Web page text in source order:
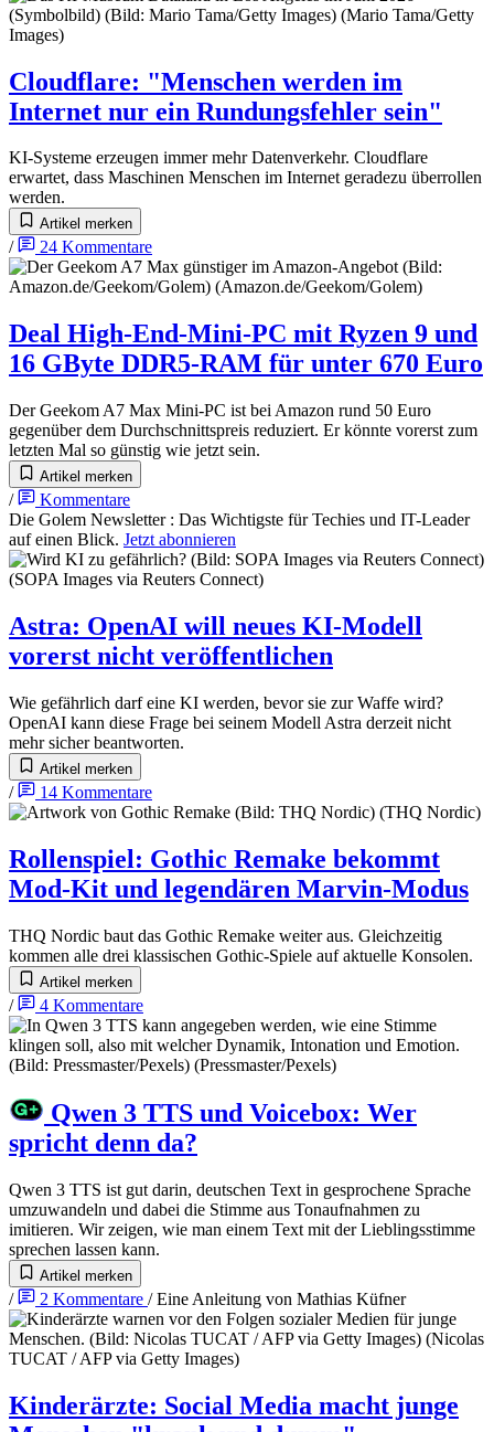
Cloudflare: "Menschen werden im
Internet nur ein Rundungsfehler sein"
KI-Systeme erzeugen immer mehr Datenverkehr. Cloudflare
erwartet, dass Maschinen Menschen im Internet geradezu überrollen
werden.
Artikel merken
/ 24 Kommentare
Deal High-End-Mini-PC mit Ryzen 9 und
16 GByte DDR5-RAM für unter 670 Euro
Der Geekom A7 Max Mini-PC ist bei Amazon rund 50 Euro
gegenüber dem Durchschnittspreis reduziert. Er könnte vorerst zum
letzten Mal so günstig wie jetzt sein.
Artikel merken
/
Kommentare
Die Golem Newsletter : Das Wichtigste für Techies und IT-Leader
auf einen Blick. Jetzt abonnieren
Astra: OpenAI will neues KI-Modell
vorerst nicht veröffentlichen
Wie gefährlich darf eine KI werden, bevor sie zur Waffe wird?
OpenAI kann diese Frage bei seinem Modell Astra derzeit nicht
mehr sicher beantworten.
Artikel merken
/ 14 Kommentare
Rollenspiel: Gothic Remake bekommt
Mod-Kit und legendären Marvin-Modus
THQ Nordic baut das Gothic Remake weiter aus. Gleichzeitig
kommen alle drei klassischen Gothic-Spiele auf aktuelle Konsolen.
Artikel merken
/ 4 Kommentare
Qwen 3 TTS und Voicebox: Wer
spricht denn da?
Qwen 3 TTS ist gut darin, deutschen Text in gesprochene Sprache
umzuwandeln und dabei die Stimme aus Tonaufnahmen zu
imitieren. Wir zeigen, wie man einem Text mit der Lieblingsstimme
sprechen lassen kann.
Artikel merken
/ 2 Kommentare / Eine Anleitung von Mathias Küfner
Kinderärzte: Social Media macht junge